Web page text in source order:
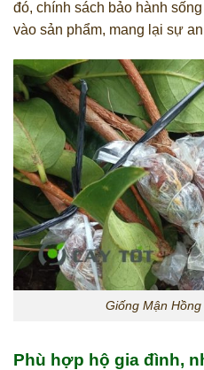
đó, chính sách bảo hành
vào sản phẩm, mang lại sự
Giống Mận
Phù hợp hộ gia đình,